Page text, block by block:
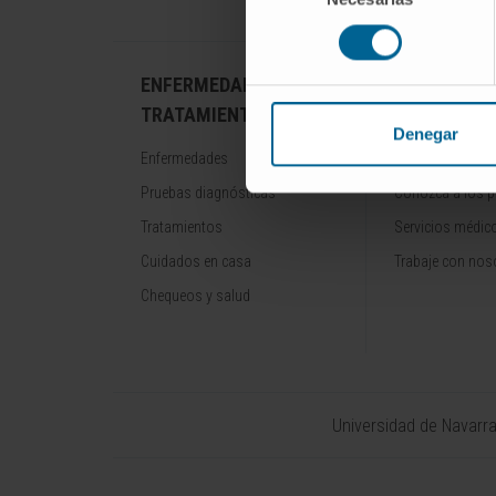
consentimiento
Denegar
ENFERMEDADES Y
TRATAMIENTOS
Enfermedades
Pruebas diagnósticas
Tratamientos
Cuidados en casa
Chequeos y salud
NUESTROS
Conozca a los
Servicios
Trabaje con
Universidad de Navarra